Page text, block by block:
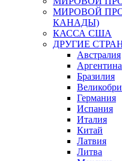
МИРОВОЙ
КАНАДЫ)
КАССА США
ДРУГИЕ
Австралия
Аргентина
Бразилия
Германия
Испания
Италия
Китай
Латвия
Литва